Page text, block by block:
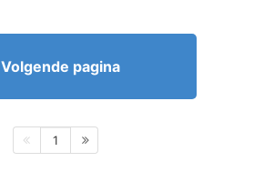
Volgende pagina
1